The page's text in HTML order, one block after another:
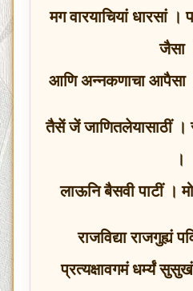
मग वारयाचियां धारसां ।
जैसा
आणि अन्नकणाचा आपैसा
तैसें जें जाणितलेयासाठीं ।
।
लाऊनि बैसवी पाटीं ।
राजविद्या राजगुह्यं
प्रत्यक्षावगमं धर्म्यं